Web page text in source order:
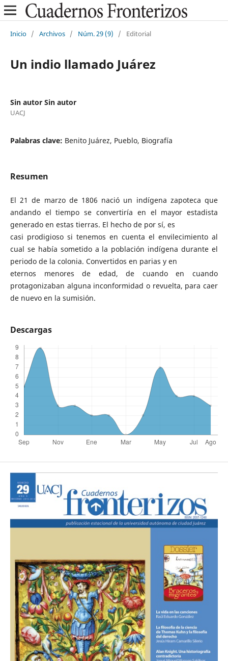
Inicio / Archivos / Núm. 29 (9) / Editorial
Un indio llamado Juárez
Sin autor Sin autor
UACJ
Palabras clave: Benito Juárez, Pueblo, Biografía
Resumen
El 21 de marzo de 1806 nació un indígena zapoteca que
andando el tiempo se convertiría en el mayor estadista
generado en estas tierras. El hecho de por sí, es
casi prodigioso si tenemos en cuenta el envilecimiento al
cual se había sometido a la población indígena durante el
periodo de la colonia. Convertidos en parias y en
eternos menores de edad, de cuando en cuando
protagonizaban alguna inconformidad o revuelta, para caer
de nuevo en la sumisión.
Descargas